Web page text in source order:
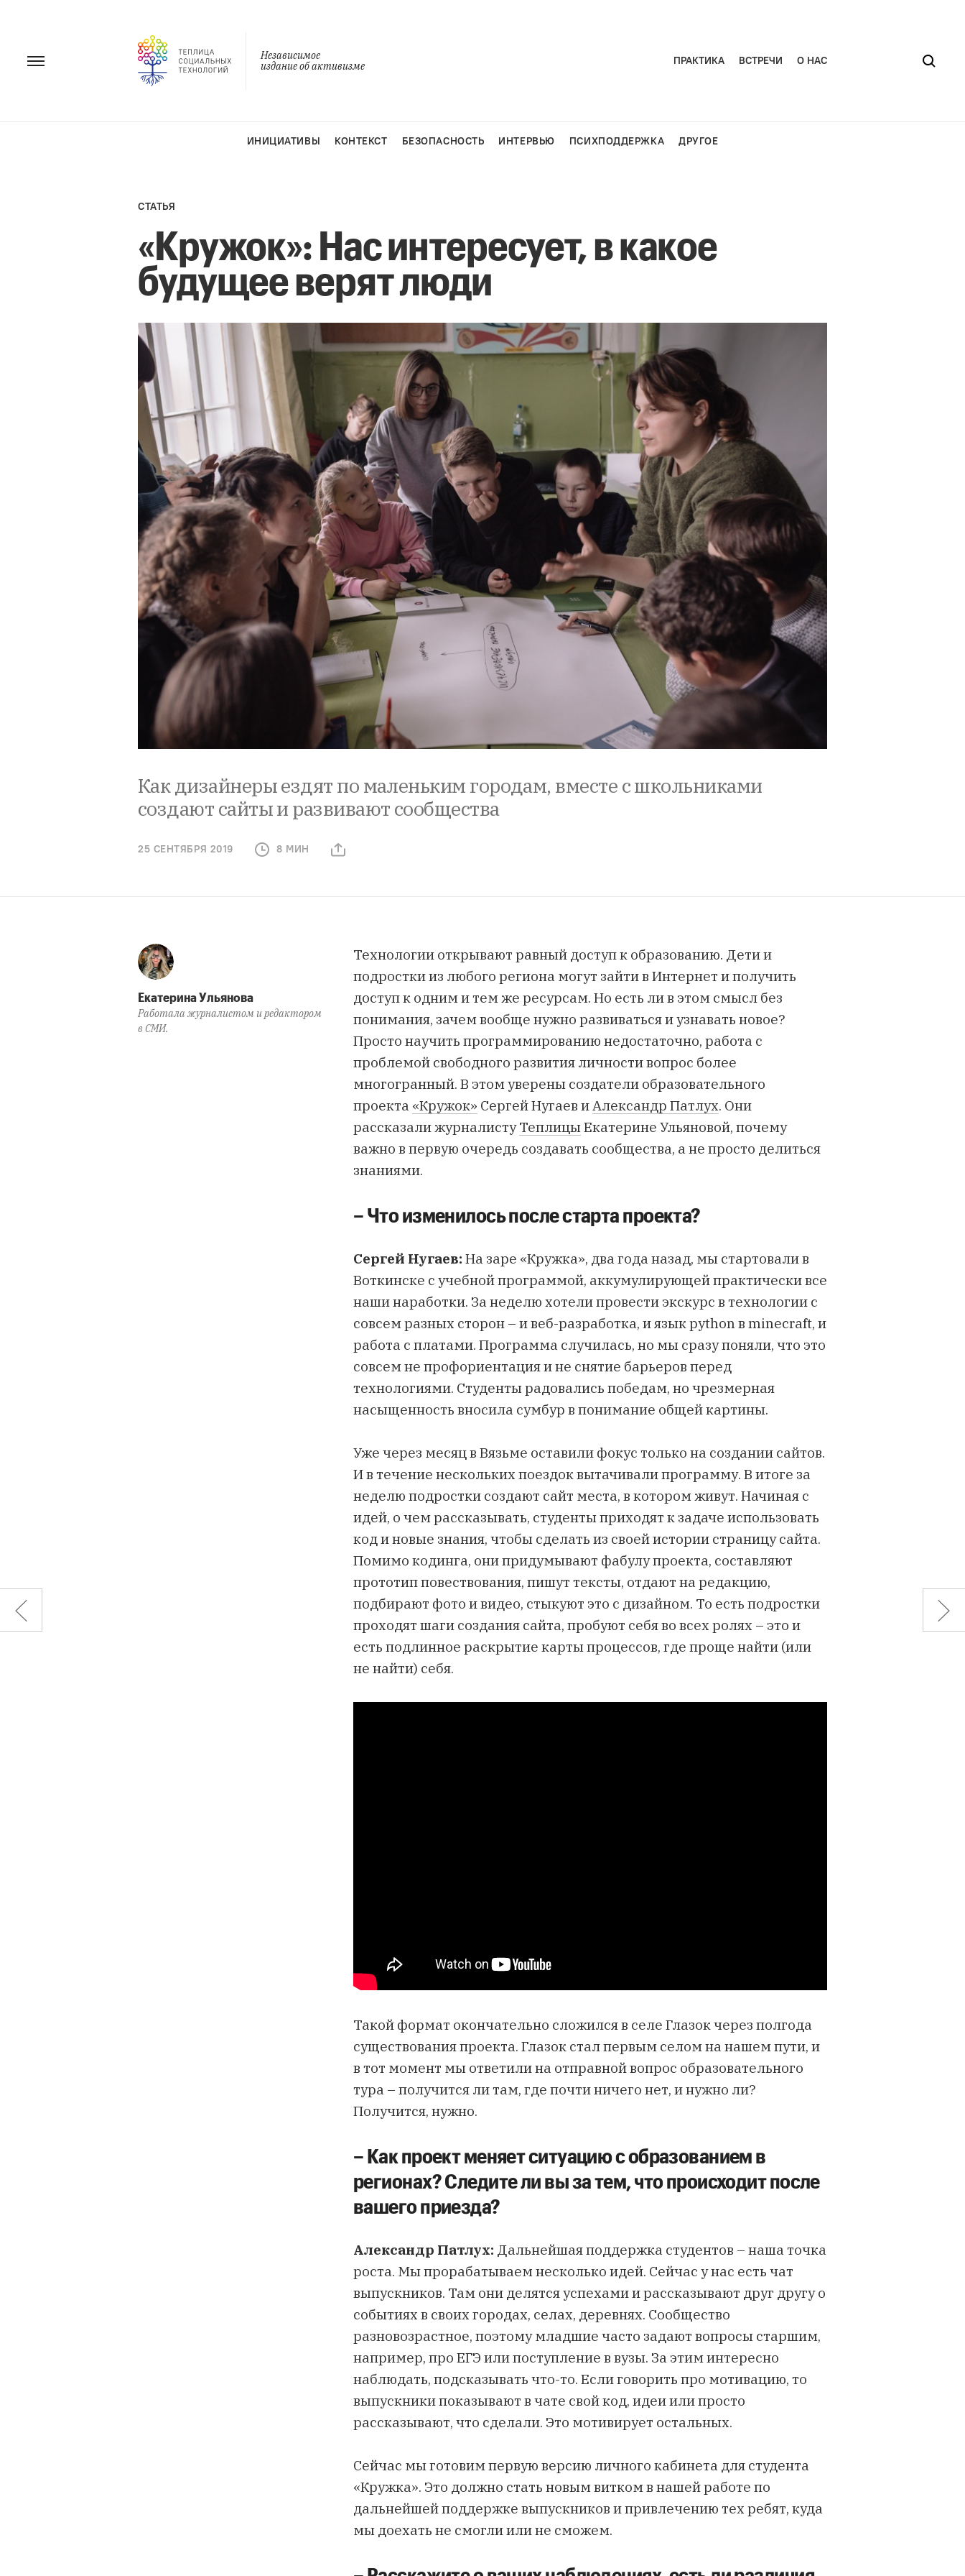
Независимое
издание об активизме
ПРАКТИКА ВСТРЕЧИ О НАС
ИНИЦИАТИВЫ КОНТЕКСТ БЕЗОПАСНОСТЬ ИНТЕРВЬЮ ПСИХПОДДЕРЖКА ДРУГОЕ
СТАТЬЯ
«Кружок»: Нас интересует, в какое
будущее верят люди
Как дизайнеры ездят по маленьким городам, вместе с школьниками
создают сайты и развивают сообщества
25 СЕНТЯБРЯ 2019 8 МИН
Екатерина Ульянова
Работала журналистом и редактором
в СМИ.
Технологии открывают равный доступ к образованию. Дети и
подростки из любого региона могут зайти в Интернет и получить
доступ к одним и тем же ресурсам. Но есть ли в этом смысл без
понимания, зачем вообще нужно развиваться и узнавать новое?
Просто научить программированию недостаточно, работа с
проблемой свободного развития личности вопрос более
многогранный. В этом уверены созда­те­ли обра­зо­ва­тель­но­го
проекта «Кру­жок» Сергей Нугаев иАлександр Патлух. Они
рассказали журналистуТеплицыЕкатерине Ульяновой, почему
важно в первую очередь создавать сообщества, а не просто делиться
знаниями.
– Что изменилось после старта проекта?
Сергей Нугаев: На заре «Кружка», два года назад, мы стартовали в
Воткинске с учебной программой, аккумулирующей практически все
наши наработки. За неделю хотели провести экскурс в технологии с
совсем разных сторон – и веб-разработка, и язык python в minecraft, и
работа с платами. Программа случилась, но мы сразу поняли, что это
совсем не профориентация и не снятие барьеров перед
технологиями. Студенты радовались победам, но чрезмерная
насыщенность вносила сумбур в понимание общей картины.
Уже через месяц в Вязьме оставили фокус только на создании сайтов.
И в течение нескольких поездок вытачивали программу. В итоге за
неделю подростки создают сайт места, в котором живут. Начиная с
идей, о чем рассказывать, студенты приходят к задаче использовать
код и новые знания, чтобы сделать из своей истории страницу сайта.
Помимо кодинга, они придумывают фабулу проекта, составляют
прототип повествования, пишут тексты, отдают на редакцию,
подбирают фото и видео, стыкуют это с дизайном. То есть подростки
проходят шаги создания сайта, пробуют себя во всех ролях – это и
есть подлинное раскрытие карты процессов, где проще найти (или
не найти) себя.
Такой формат окончательно сложился в селе Глазок через полгода
существования проекта. Глазок стал первым селом на нашем пути, и
в тот момент мы ответили на отправной вопрос образовательного
тура – получится ли там, где почти ничего нет, и нужно ли?
Получится, нужно.
– Как проект меняет ситуацию с образованием в
регионах? Следите ли вы за тем, что происходит после
вашего приезда?
Александр Патлух: Дальнейшая поддержка студентов – наша точка
роста. Мы прорабатываем несколько идей. Сейчас у нас есть чат
выпускников. Там они делятся успехами и рассказывают друг другу о
событиях в своих городах, селах, деревнях. Сообщество
разновозрастное, поэтому младшие часто задают вопросы старшим,
например, про ЕГЭ или поступление в вузы. За этим интересно
наблюдать, подсказывать что-то. Если говорить про мотивацию, то
выпускники показывают в чате свой код, идеи или просто
рассказывают, что сделали. Это мотивирует остальных.
Сейчас мы готовим первую версию личного кабинета для студента
«Кружка». Это должно стать новым витком в нашей работе по
дальнейшей поддержке выпускников и привлечению тех ребят, куда
мы доехать не смогли или не сможем.